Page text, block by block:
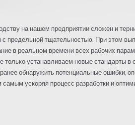
на нашем предприятии сложен и
с предельной тщательностью. При этом
в реальном времени всех рабочих
устанавливаем новые стандарты в
обнаружить потенциальные ошибки,
ускоряя процесс разработки и